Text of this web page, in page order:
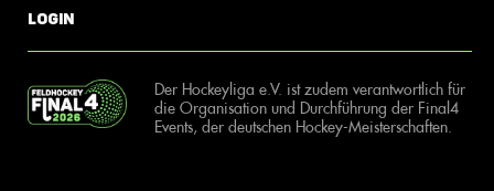
Login
Der Hockeyliga e.V. ist zudem verantwortlich für
die Organisation und Durchführung der Final4
Events, der deutschen Hockey-Meisterschaften.